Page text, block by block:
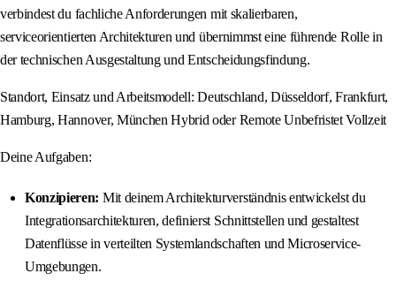
verbindest du fachliche Anforderungen mit skalierbaren,
serviceorientierten Architekturen und übernimmst eine führende Rolle in
der technischen Ausgestaltung und Entscheidungsfindung.
Standort, Einsatz und Arbeitsmodell: Deutschland, Düsseldorf, Frankfurt,
Hamburg, Hannover, München Hybrid oder Remote Unbefristet Vollzeit
Deine Aufgaben:
Konzipieren: Mit deinem Architekturverständnis entwickelst du
Integrationsarchitekturen, definierst Schnittstellen und gestaltest
Datenflüsse in verteilten Systemlandschaften und Microservice-
Umgebungen.